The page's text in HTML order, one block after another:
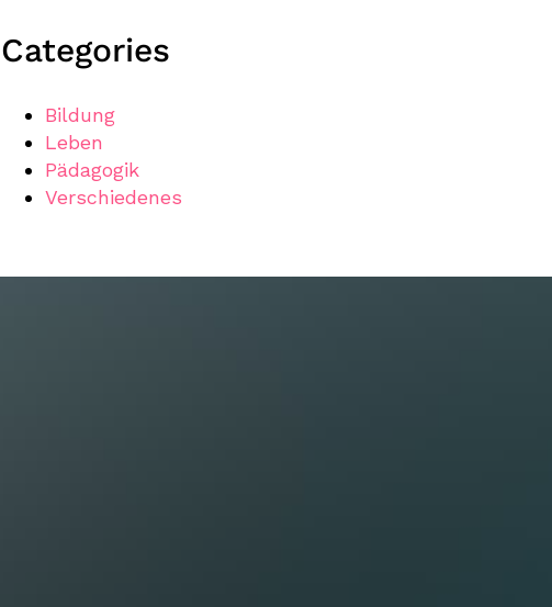
Categories
Bildung
Leben
Pädagogik
Verschiedenes